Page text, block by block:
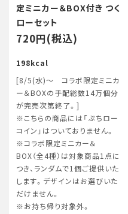
定ミニカー＆BOX付き つく
ローセット
720円(税込)
198kcal
[8/5(水)～ コラボ限定ミニカ
ー＆BOXの手配総数14万個分
が完売次第終了。]
※こちらの商品には「ぷちロー
コイン」はついておりません。
※コラボ限定ミニカー＆
BOX（全4種）は対象商品1点に
つき、ランダムで1個ご提供いた
します。デザインはお選びいた
だけません。
※お持ち帰り対象外。